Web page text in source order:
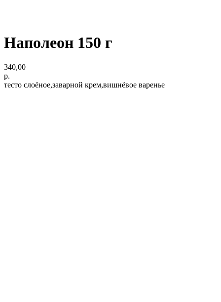
Наполеон 150 г
340,00
р.
тесто слоёное,заварной крем,вишнёвое варенье